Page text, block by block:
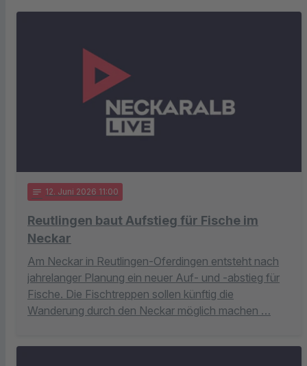
notes 12. Juni 2026 11:00
Reutlingen baut Aufstieg für Fische im
Neckar
Am Neckar in Reutlingen-Oferdingen entsteht nach
jahrelanger Planung ein neuer Auf- und -abstieg für
Fische. Die Fischtreppen sollen künftig die
Wanderung durch den Neckar möglich machen …